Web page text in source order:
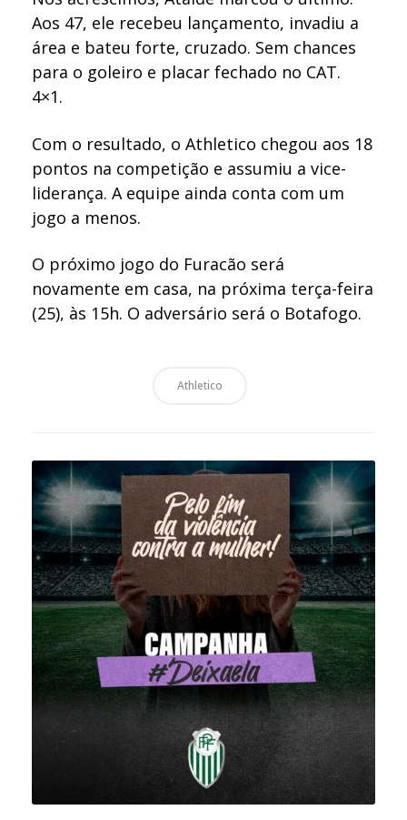
Aos 47, ele recebeu lançamento, invadiu a
área e bateu forte, cruzado. Sem chances
para o goleiro e placar fechado no CAT.
4×1.
Com o resultado, o Athletico chegou aos 18
pontos na competição e assumiu a vice-
liderança. A equipe ainda conta com um
jogo a menos.
O próximo jogo do Furacão será
novamente em casa, na próxima terça-feira
(25), às 15h. O adversário será o Botafogo.
Athletico